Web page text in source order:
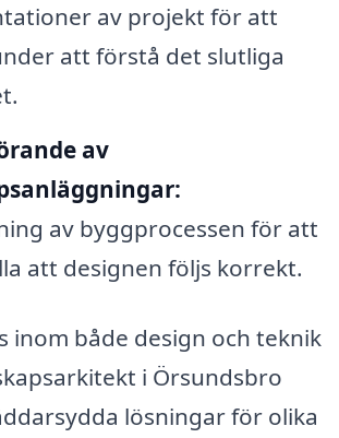
av projekt för att
att förstå det slutliga
av
av byggprocessen för att
att designen följs korrekt.
inom både design och teknik
i Örsundsbro
lösningar för olika